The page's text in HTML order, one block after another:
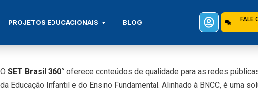
PROJETOS EDUCACIONAIS BLOG
FALE
O SET Brasil 360° oferece conteúdos de qualidade para as redes
da Educação Infantil e do Ensino Fundamental. Alinhado à BNCC, é uma